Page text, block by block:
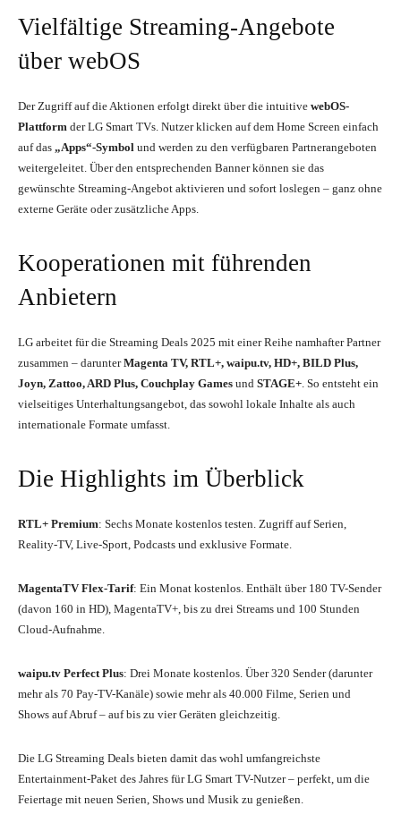
Vielfältige Streaming-Angebote
über webOS
Der Zugriff auf die Aktionen erfolgt direkt über die intuitive webOS-
Plattform der LG Smart TVs. Nutzer klicken auf dem Home Screen einfach
auf das „Apps“-Symbol und werden zu den verfügbaren Partnerangeboten
weitergeleitet. Über den entsprechenden Banner können sie das
gewünschte Streaming-Angebot aktivieren und sofort loslegen – ganz ohne
externe Geräte oder zusätzliche Apps.
Kooperationen mit führenden
Anbietern
LG arbeitet für die Streaming Deals 2025 mit einer Reihe namhafter Partner
zusammen – darunterMagenta TV, RTL+, waipu.tv, HD+, BILD Plus,
Joyn, Zattoo, ARD Plus, Couchplay Games und STAGE+. So entsteht ein
vielseitiges Unterhaltungsangebot, das sowohl lokale Inhalte als auch
internationale Formate umfasst.
Die Highlights im Überblick
RTL+ Premium: Sechs Monate kostenlos testen. Zugriff auf Serien,
Reality-TV, Live-Sport, Podcasts und exklusive Formate.
MagentaTV Flex-Tarif: Ein Monat kostenlos. Enthält über 180 TV-Sender
(davon 160 in HD), MagentaTV+, bis zu drei Streams und 100 Stunden
Cloud-Aufnahme.
waipu.tv Perfect Plus: Drei Monate kostenlos. Über 320 Sender (darunter
mehr als 70 Pay-TV-Kanäle) sowie mehr als 40.000 Filme, Serien und
Shows auf Abruf – auf bis zu vier Geräten gleichzeitig.
Die LG Streaming Deals bieten damit das wohl umfangreichste
Entertainment-Paket des Jahres für LG Smart TV-Nutzer – perfekt, um die
Feiertage mit neuen Serien, Shows und Musik zu genießen.